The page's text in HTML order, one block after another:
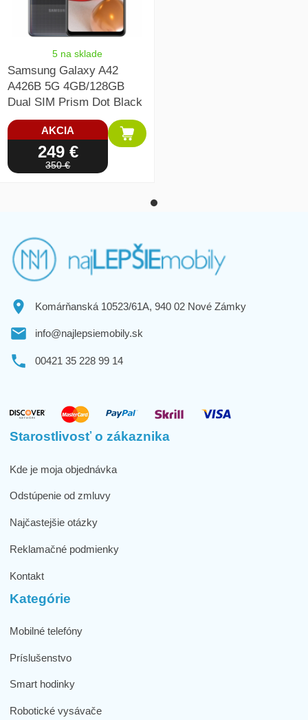
5 na sklade
Samsung Galaxy A42
A426B 5G 4GB/128GB
Dual SIM Prism Dot Black
AKCIA
249 €
350 €
Komárňanská 10523/61A, 940 02 Nové Zámky
info@najlepsiemobily.sk
00421 35 228 99 14
Starostlivosť o zákaznika
Kde je moja objednávka
Odstúpenie od zmluvy
Najčastejšie otázky
Reklamačné podmienky
Kontakt
Kategórie
Mobilné telefóny
Príslušenstvo
Smart hodinky
Robotické vysávače